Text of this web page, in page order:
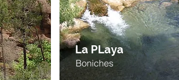
La PLaya
Boniches